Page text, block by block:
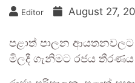
Editor August 27,
පළාත් පාලන
මිලදී ගැනිමට රජය